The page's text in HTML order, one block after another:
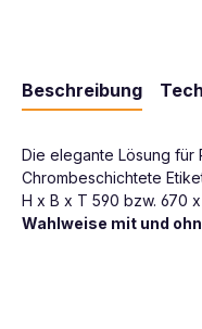
Beschreibung
Die elegante Lösung für
Chrombeschichtete
H x B x T 590 bzw. 670
Wahlweise mit und